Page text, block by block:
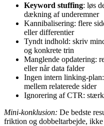
Keyword stuffing: løs
dækning af underemner
Kannibalisering: flere
eller differentier
Tyndt indhold: skriv
og konkrete trin
Manglende opdatering:
eller når data falder
Ingen intern linking-
mellem relaterede sider
Ignorering af CTR:
Mini-konklusion: De bedste
friktion og dobbeltarbejde,